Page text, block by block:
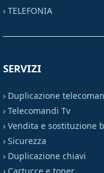
› TELEFONIA
SERVIZI
› Duplicazione
› Telecomandi Tv
› Vendita e sostituzione
› Sicurezza
› Duplicazione chiavi